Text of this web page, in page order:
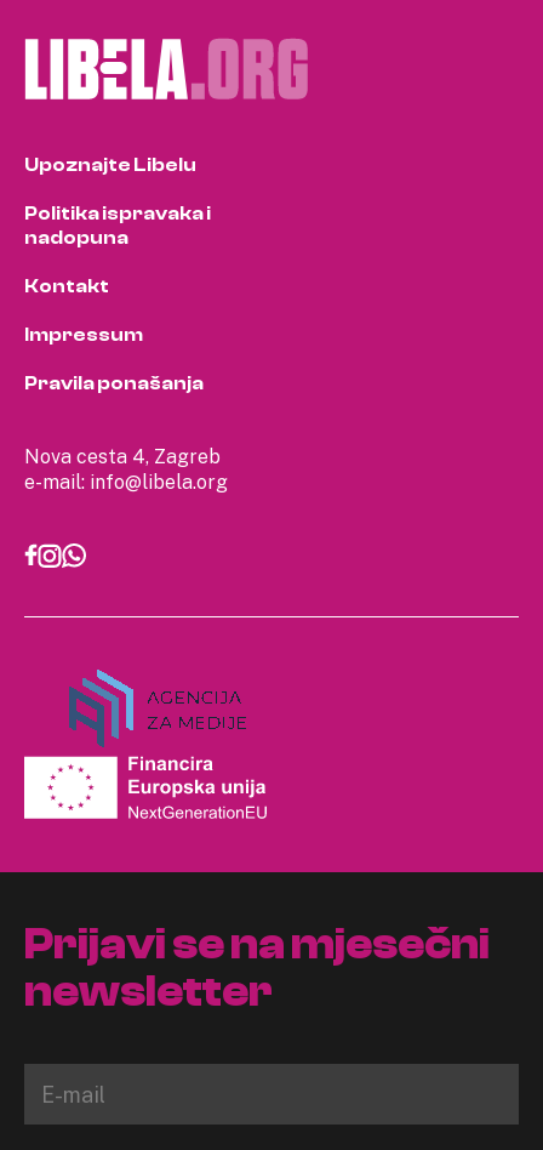
Nova cesta 4, Zagreb
e-mail: info@libela.org
Upoznajte Libelu
Politika ispravaka i
nadopuna
Kontakt
Impressum
Pravila ponašanja
Prijavi se na mjesečni
newsletter